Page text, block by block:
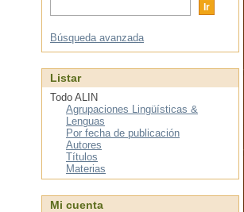
Búsqueda avanzada
Listar
Todo ALIN
Agrupaciones Lingüísticas &
Lenguas
Por fecha de publicación
Autores
Títulos
Materias
Mi cuenta